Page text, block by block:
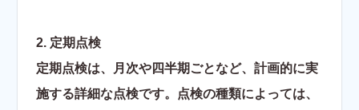
2. 定期点検
定期点検は、月次や四半期ごとなど、計画的に実
施する詳細な点検です。点検の種類によっては、